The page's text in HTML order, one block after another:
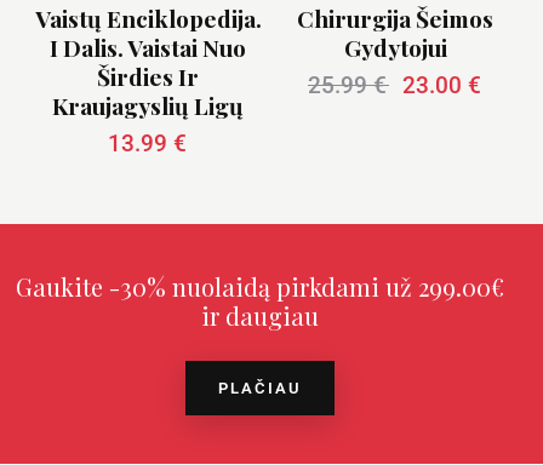
Vaistų Enciklopedija.
I Dalis. Vaistai Nuo
Širdies Ir
Kraujagyslių Ligų
13.99 €
Chirurgija Šeimos
Gydytojui
25.99€ 23.00 €
Gaukite -30% nuolaidą pirkdami už 299.00€
ir daugiau
PLAČIAU